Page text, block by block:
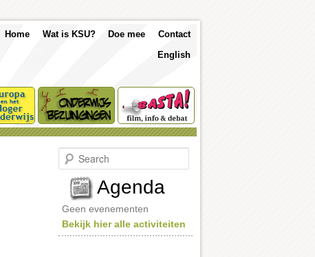
TopSkip
content
Skip
content
Contact
Doe mee
Wat is KSU?
Home
English
e
c
h
Agenda
Geen evenementen
Bekijk hier alle activiteiten